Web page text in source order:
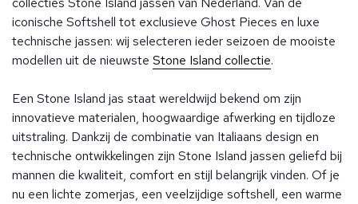
iconische Softshell tot exclusieve Ghost Pieces en luxe
technische jassen: wij selecteren ieder seizoen de mooiste
modellen uit de nieuwste Stone Island collectie.
Een Stone Island jas staat wereldwijd bekend om zijn
innovatieve materialen, hoogwaardige afwerking en tijdloze
uitstraling. Dankzij de combinatie van Italiaans design en
technische ontwikkelingen zijn Stone Island jassen geliefd bij
mannen die kwaliteit, comfort en stijl belangrijk vinden. Of je
nu een lichte zomerjas, een veelzijdige softshell, een warme